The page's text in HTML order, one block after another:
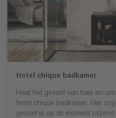
Hotel chique badkamer
Haal het gevoel van luxe en
hotel chique badkamer. Het
gevoel is op dit moment